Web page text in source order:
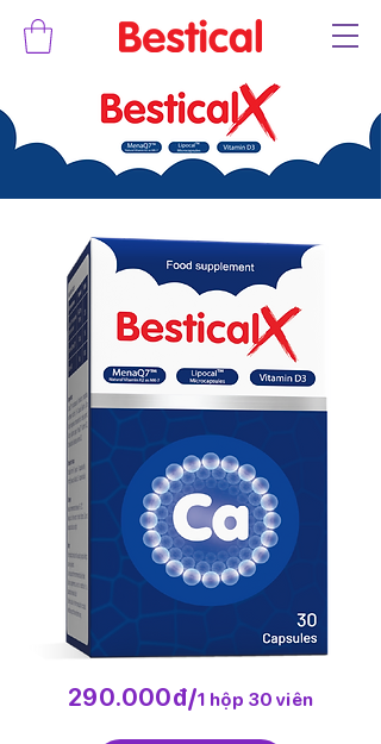
290.000đ/1 hộp 30 viên